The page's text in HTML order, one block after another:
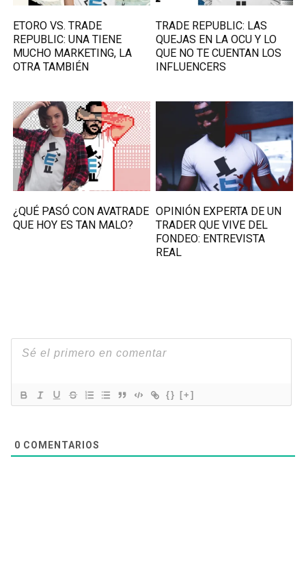
ETORO VS. TRADE
REPUBLIC: UNA TIENE
MUCHO MARKETING, LA
OTRA TAMBIÉN
TRADE REPUBLIC: LAS
QUEJAS EN LA OCU Y LO
QUE NO TE CUENTAN LOS
INFLUENCERS
¿QUÉ PASÓ CON AVATRADE
QUE HOY ES TAN MALO?
OPINIÓN EXPERTA DE UN
TRADER QUE VIVE DEL
FONDEO: ENTREVISTA
REAL
{} [+]
0 COMENTARIOS